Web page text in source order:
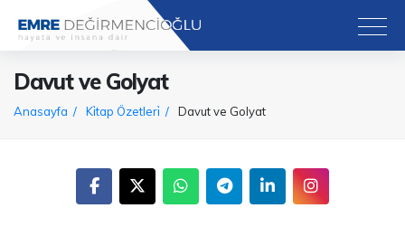
Davut ve Golyat
Anasayfa Ki̇tap Özetleri̇ Davut ve Golyat